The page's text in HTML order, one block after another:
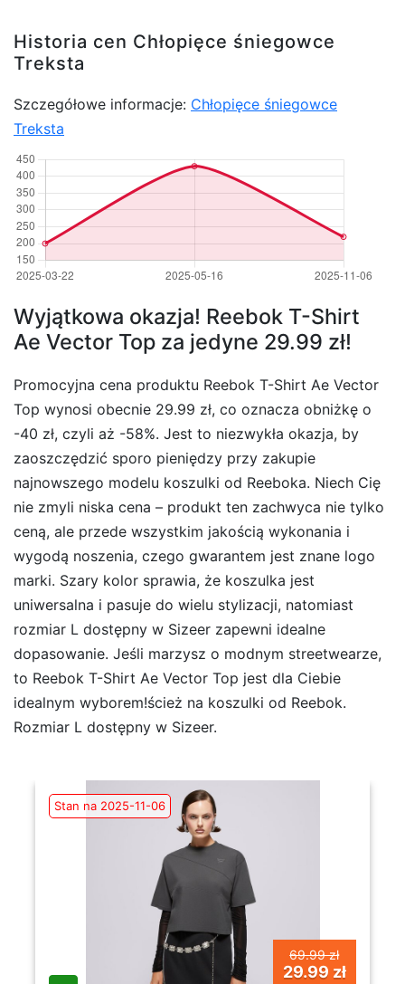
Historia cen Chłopięce śniegowce
Treksta
Szczegółowe informacje: Chłopięce śniegowce
Treksta
Wyjątkowa okazja! Reebok T-Shirt
Ae Vector Top za jedyne 29.99 zł!
Promocyjna cena produktu Reebok T-Shirt Ae Vector
Top wynosi obecnie 29.99 zł, co oznacza obniżkę o
-40 zł, czyli aż -58%. Jest to niezwykła okazja, by
zaoszczędzić sporo pieniędzy przy zakupie
najnowszego modelu koszulki od Reeboka. Niech Cię
nie zmyli niska cena – produkt ten zachwyca nie tylko
ceną, ale przede wszystkim jakością wykonania i
wygodą noszenia, czego gwarantem jest znane logo
marki. Szary kolor sprawia, że koszulka jest
uniwersalna i pasuje do wielu stylizacji, natomiast
rozmiar L dostępny w Sizeer zapewni idealne
dopasowanie. Jeśli marzysz o modnym streetwearze,
to Reebok T-Shirt Ae Vector Top jest dla Ciebie
idealnym wyborem!ścież na koszulki od Reebok.
Rozmiar L dostępny w Sizeer.
Stan na 2025-11-06
69.99 zł
29.99 zł